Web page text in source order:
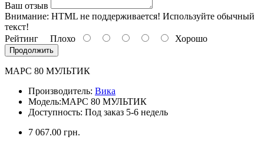
Ваш отзыв
Внимание: HTML не поддерживается! Используйте обычный
текст!
Рейтинг Плохо Хорошо
Продолжить
МАРС 80 МУЛЬТИК
Производитель: Вика
Модель:МАРС 80 МУЛЬТИК
Доступность: Под заказ 5-6 недель
7 067.00 грн.